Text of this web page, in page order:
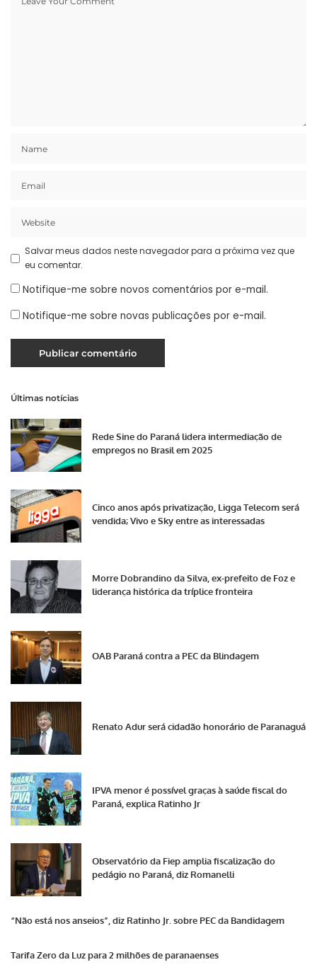
Salvar meus dados neste navegador para a próxima vez que
eu comentar.
Notifique-me sobre novos comentários por e-mail.
Notifique-me sobre novas publicações por e-mail.
Últimas notícias
Rede Sine do Paraná lidera intermediação de
empregos no Brasil em 2025
Cinco anos após privatização, Ligga Telecom será
vendida; Vivo e Sky entre as interessadas
Morre Dobrandino da Silva, ex-prefeito de Foz e
liderança histórica da tríplice fronteira
OAB Paraná contra a PEC da Blindagem
Renato Adur será cidadão honorário de Paranaguá
IPVA menor é possível graças à saúde fiscal do
Paraná, explica Ratinho Jr
Observatório da Fiep amplia fiscalização do
pedágio no Paraná, diz Romanelli
“Não está nos anseios”, diz Ratinho Jr. sobre PEC da Bandidagem
Tarifa Zero da Luz para 2 milhões de paranaenses